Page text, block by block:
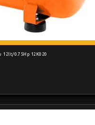
12lt/0.75Hp 12K020